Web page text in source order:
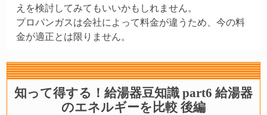
えを検討してみてもいいかもしれません。
プロパンガスは会社によって料金が違うため、今の料
金が適正とは限りません。
知って得する！給湯器豆知識 part6 給湯器
のエネルギーを比較 後編